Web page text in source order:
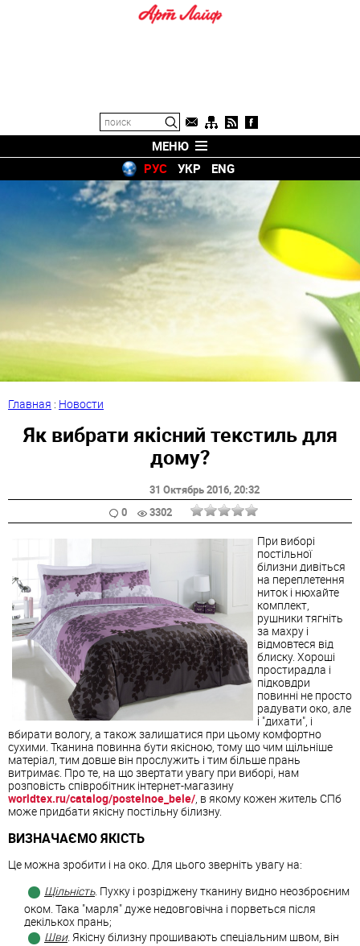
МЕНЮ
РУС
УКР ENG
Главная : Новости
Як вибрати якісний текстиль для
дому?
31 Октябрь 2016, 20:32
0
3302
При виборі
постільної
білизни дивіться
на переплетення
ниток і нюхайте
комплект,
рушники тягніть
за махру і
відмовтеся від
блиску. Хороші
простирадла і
підковдри
повинні не просто
радувати око, але
і "дихати", і
вбирати вологу, а також залишатися при цьому комфортно
сухими. Тканина повинна бути якісною, тому що чим щільніше
матеріал, тим довше він прослужить і тим більше прань
витримає. Про те, на що звертати увагу при виборі, нам
розповість співробітник інтернет-магазину
worldtex.ru/catalog/postelnoe_bele/ , в якому кожен житель СПб
може придбати якісну постільну білизну.
ВИЗНАЧАЄМО ЯКІСТЬ
Це можна зробити і на око. Для цього зверніть увагу на:
Щільність. Пухку і розріджену тканину видно неозброєним
оком. Така "марля" дуже недовговічна і порветься після
декількох прань;
Шви. Якісну білизну прошивають спеціальним швом, він